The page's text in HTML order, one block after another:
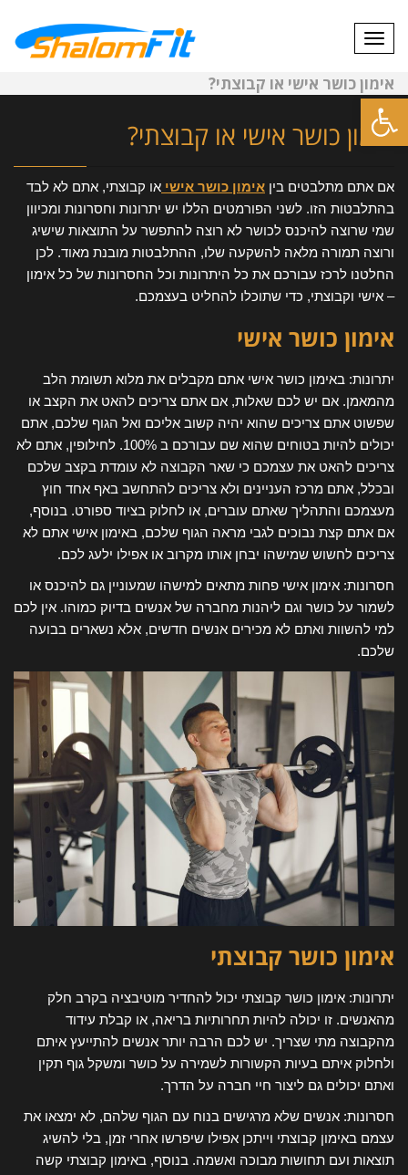
פתח סרגל נגישות
תפריט
אימון כושר אישי או קבוצתי?
אימון כושר אישי או קבוצתי?
אם אתם מתלבטים בין אימון כושר אישי או קבוצתי, אתם לא לבד
בהתלבטות הזו. לשני הפורמטים הללו יש יתרונות וחסרונות ומכיוון
שמי שרוצה להיכנס לכושר לא רוצה להתפשר על התוצאות שישיג
ורוצה תמורה מלאה להשקעה שלו, ההתלבטות מובנת מאוד. לכן
החלטנו לרכז עבורכם את כל היתרונות וכל החסרונות של כל אימון
– אישי וקבוצתי, כדי שתוכלו להחליט בעצמכם.
אימון כושר אישי
יתרונות: באימון כושר אישי אתם מקבלים את מלוא תשומת הלב
מהמאמן. אם יש לכם שאלות, אם אתם צריכים להאט את הקצב או
שפשוט אתם צריכים שהוא יהיה קשוב אליכם ואל הגוף שלכם, אתם
יכולים להיות בטוחים שהוא שם עבורכם ב 100%. לחילופין, אתם לא
צריכים להאט את עצמכם כי שאר הקבוצה לא עומדת בקצב שלכם
ובכלל, אתם מרכז העניינים ולא צריכים להתחשב באף אחד חוץ
מעצמכם והתהליך שאתם עוברים, או לחלוק בציוד ספורט. בנוסף,
אם אתם קצת נבוכים לגבי מראה הגוף שלכם, באימון אישי אתם לא
צריכים לחשוש שמישהו יבחן אותו מקרוב או אפילו ילעג לכם.
חסרונות: אימון אישי פחות מתאים למישהו שמעוניין גם להיכנס או
לשמור על כושר וגם ליהנות מחברה של אנשים בדיוק כמוהו. אין לכם
למי להשוות ואתם לא מכירים אנשים חדשים, אלא נשארים בבועה
שלכם.
אימון כושר קבוצתי
יתרונות: אימון כושר קבוצתי יכול להחדיר מוטיבציה בקרב חלק
מהאנשים. זו יכולה להיות תחרותיות בריאה, או קבלת עידוד
מהקבוצה מתי שצריך. יש לכם הרבה יותר אנשים להתייעץ איתם
ולחלוק איתם בעיות הקשורות לשמירה על כושר ומשקל גוף תקין
ואתם יכולים גם ליצור חיי חברה על הדרך.
חסרונות: אנשים שלא מרגישים בנוח עם הגוף שלהם, לא ימצאו את
עצמם באימון קבוצתי וייתכן אפילו שיפרשו אחרי זמן, בלי להשיג
תוצאות ועם תחושות מבוכה ואשמה. בנוסף, באימון קבוצתי קשה